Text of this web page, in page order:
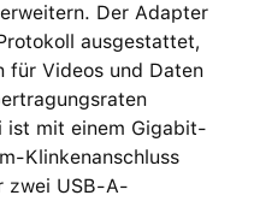
Der Adapter
ausgestattet,
für Videos und Daten
ist mit einem Gigabit-
Klinkenanschluss
zwei USB-A-